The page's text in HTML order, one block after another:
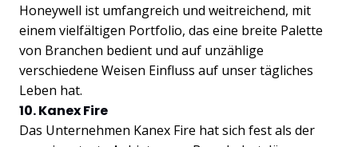
Honeywell ist umfangreich und weitreichend, mit
einem vielfältigen Portfolio, das eine breite Palette
von Branchen bedient und auf unzählige
verschiedene Weisen Einfluss auf unser tägliches
Leben hat.
10. Kanex Fire
Das Unternehmen Kanex Fire hat sich fest als der